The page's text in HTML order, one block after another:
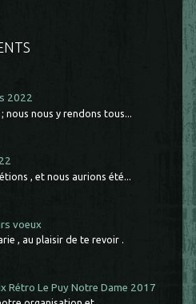
2022
nous y rendons tous...
, et nous aurions été...
voeux
, au plaisir de te revoir .
Rétro Le Puy Notre Dame 2017